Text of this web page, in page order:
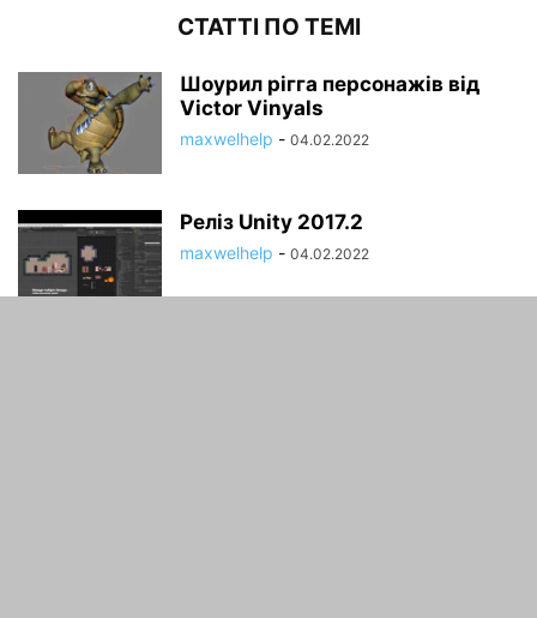
СТАТТІ ПО ТЕМІ
Шоурил рігга персонажів від
Victor Vinyals
maxwelhelp - 04.02.2022
Реліз Unity 2017.2
maxwelhelp - 04.02.2022